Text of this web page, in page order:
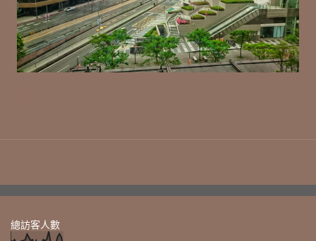
總訪客人數